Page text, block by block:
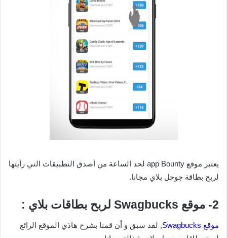
يعتبر موقع app Bounty لحد الساعة من أصدق التطبيقات التي رأيتها
لربح بطاقة جوجل بلاي مجانا.
2- موقع Swagbucks لربح بطاقات بلاي :
موقع Swagbucks
, لقد سبق و أن قمنا بشرح هاذي الموقع الرائع